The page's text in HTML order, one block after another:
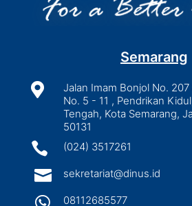
Semarang

Jalan Imam Bonjol No. 207
No. 5 - 11 , Pendrikan
Tengah, Kota Semarang,
50131
 (024) 3517261
 sekretariat@dinus.id
 08112685577